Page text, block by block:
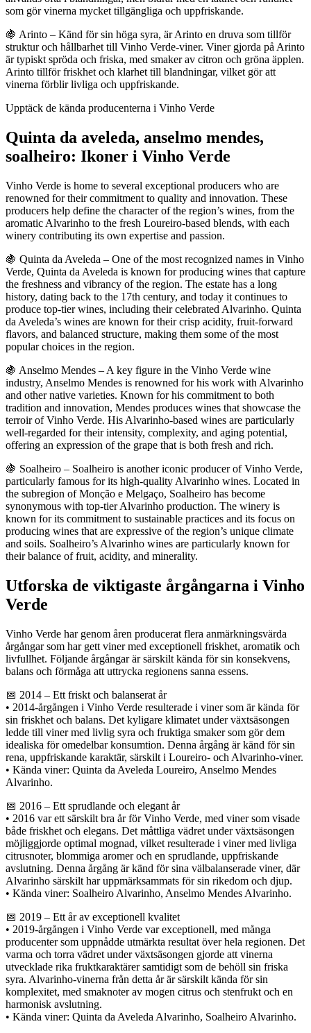
som gör vinerna mycket tillgängliga och uppfriskande.
🍇 Arinto – Känd för sin höga syra, är Arinto en druva som tillför
struktur och hållbarhet till Vinho Verde-viner. Viner gjorda på Arinto
är typiskt spröda och friska, med smaker av citron och gröna äpplen.
Arinto tillför friskhet och klarhet till blandningar, vilket gör att
vinerna förblir livliga och uppfriskande.
Upptäck de kända producenterna i Vinho Verde
Quinta da aveleda, anselmo mendes,
soalheiro: Ikoner i Vinho Verde
Vinho Verde is home to several exceptional producers who are
renowned for their commitment to quality and innovation. These
producers help define the character of the region’s wines, from the
aromatic Alvarinho to the fresh Loureiro-based blends, with each
winery contributing its own expertise and passion.
🍇 Quinta da Aveleda – One of the most recognized names in Vinho
Verde, Quinta da Aveleda is known for producing wines that capture
the freshness and vibrancy of the region. The estate has a long
history, dating back to the 17th century, and today it continues to
produce top-tier wines, including their celebrated Alvarinho. Quinta
da Aveleda’s wines are known for their crisp acidity, fruit-forward
flavors, and balanced structure, making them some of the most
popular choices in the region.
🍇 Anselmo Mendes – A key figure in the Vinho Verde wine
industry, Anselmo Mendes is renowned for his work with Alvarinho
and other native varieties. Known for his commitment to both
tradition and innovation, Mendes produces wines that showcase the
terroir of Vinho Verde. His Alvarinho-based wines are particularly
well-regarded for their intensity, complexity, and aging potential,
offering an expression of the grape that is both fresh and rich.
🍇 Soalheiro – Soalheiro is another iconic producer of Vinho Verde,
particularly famous for its high-quality Alvarinho wines. Located in
the subregion of Monção e Melgaço, Soalheiro has become
synonymous with top-tier Alvarinho production. The winery is
known for its commitment to sustainable practices and its focus on
producing wines that are expressive of the region’s unique climate
and soils. Soalheiro’s Alvarinho wines are particularly known for
their balance of fruit, acidity, and minerality.
Utforska de viktigaste årgångarna i Vinho
Verde
Vinho Verde har genom åren producerat flera anmärkningsvärda
årgångar som har gett viner med exceptionell friskhet, aromatik och
livfullhet. Följande årgångar är särskilt kända för sin konsekvens,
balans och förmåga att uttrycka regionens sanna essens.
📅 2014 – Ett friskt och balanserat år
• 2014-årgången i Vinho Verde resulterade i viner som är kända för
sin friskhet och balans. Det kyligare klimatet under växtsäsongen
ledde till viner med livlig syra och fruktiga smaker som gör dem
idealiska för omedelbar konsumtion. Denna årgång är känd för sin
rena, uppfriskande karaktär, särskilt i Loureiro- och Alvarinho-viner.
• Kända viner: Quinta da Aveleda Loureiro, Anselmo Mendes
Alvarinho.
📅 2016 – Ett sprudlande och elegant år
• 2016 var ett särskilt bra år för Vinho Verde, med viner som visade
både friskhet och elegans. Det måttliga vädret under växtsäsongen
möjliggjorde optimal mognad, vilket resulterade i viner med livliga
citrusnoter, blommiga aromer och en sprudlande, uppfriskande
avslutning. Denna årgång är känd för sina välbalanserade viner, där
Alvarinho särskilt har uppmärksammats för sin rikedom och djup.
• Kända viner: Soalheiro Alvarinho, Anselmo Mendes Alvarinho.
📅 2019 – Ett år av exceptionell kvalitet
• 2019-årgången i Vinho Verde var exceptionell, med många
producenter som uppnådde utmärkta resultat över hela regionen. Det
varma och torra vädret under växtsäsongen gjorde att vinerna
utvecklade rika fruktkaraktärer samtidigt som de behöll sin friska
syra. Alvarinho-vinerna från detta år är särskilt kända för sin
komplexitet, med smaknoter av mogen citrus och stenfrukt och en
harmonisk avslutning.
• Kända viner: Quinta da Aveleda Alvarinho, Soalheiro Alvarinho.